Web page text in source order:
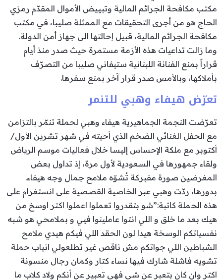
مكتب مكافحة الجرائم المالية وتبييض الأموال المقدّم رمزي
الحاج هو من أجرى التحقيقات مع الممثلة صليبا، في مكتب
مكافحة الجرائم المالية، قبيل إحالتها الى جهاز أمن الدولة.
وما زالت تداعيات هذه الأزمة مستمرة حيث صدر منذ أيام
قراراً بمنع الفنانة اللبنانية ستيفاني صليبا من التصرّف
بأملاكها، وبالأمس صدر قرار آخر بمنع سفرها.
تعرّض هيفاء وهبي للتنمر
تعرّضت النجمة الجماهيرية هيفاء وهبي لحملة تنمّر بالتزامن
مع الحفل الغنائي الضخم الذي أحيته في شهر تشرين الأول/
أكتوبر مع ملكة الإحساس إليسا خلال فعاليات موسم الرياض
ولقاء جمهورها في السعودية لأول مرة، إذ تداول بعض
المغرضين صورة مفبركة تُشوّه ملامح جمال وجه هيفاء.
بدورها، ردّت وهبي عبر الخاصية القصصية على انستغرام على
هذه الحملة كاتبة:”شو بتقدروا تعملوا اعملوا اكتر اوسخ من
هيك بعد ما خلق و اللي انتوا عاملينوا فيي و بملامحي هو شبه
نفسياتكم الوسخة هيدا لون الحقد اللي فيكم هيدي ملامح
الشباطين اللي جواتكم مش ناقص غير تطلعولي انياب حملة
تشويه فاشلة شارك فيها نساء كتار وكمان رجال منسونة
اكتر وان كان بتعبر عن شي فهي تعبير عن أنكم ولاد كلاب ما